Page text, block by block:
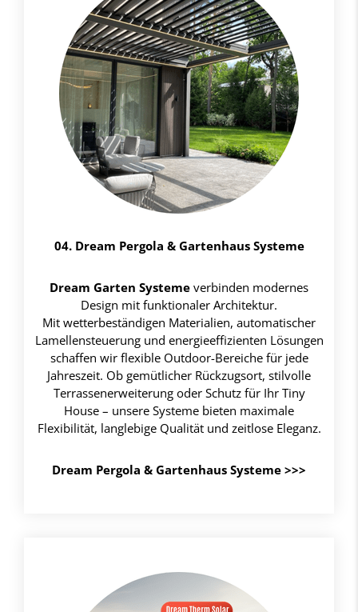
04. Dream Pergola & Gartenhaus Systeme
Dream Garten Systemeverbinden modernes
Design mit funktionaler Architektur.
Mit wetterbeständigen Materialien, automatischer
Lamellensteuerung und energieeffizienten Lösungen
schaffen wir flexible Outdoor-Bereiche für jede
Jahreszeit. Ob gemütlicher Rückzugsort, stilvolle
Terrassenerweiterung oder Schutz für Ihr Tiny
House – unsere Systeme bieten maximale
Flexibilität, langlebige Qualität und zeitlose Eleganz.
Dream Pergola & Gartenhaus Systeme>>>